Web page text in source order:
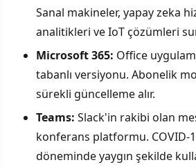
Sanal makineler, yapay zeka
analitikleri ve IoT çözümleri
Microsoft 365: Office
tabanlı versiyonu. Abonelik
sürekli güncelleme alır.
Teams: Slack'in rakibi olan
konferans platformu. COVID-
döneminde yaygın şekilde